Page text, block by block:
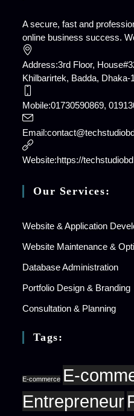
A secure, fast and
online business success.
Address:3rd Floor,
Khilbarirtek, Badda, Dhaka-
Mobile:01730590869,
Email:
Website:https://
Our Services:
Website & Application
Website Maintenance &
Database Administration
Portfolio Design & Branding
Consultation & Planning
Tags:
E-commerce E-
Entrepreneur